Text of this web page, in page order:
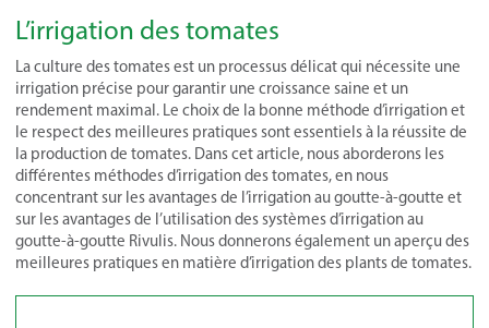
L’irrigation des tomates
La culture des tomates est un processus délicat qui nécessite une
irrigation précise pour garantir une croissance saine et un
rendement maximal. Le choix de la bonne méthode d’irrigation et
le respect des meilleures pratiques sont essentiels à la réussite de
la production de tomates. Dans cet article, nous aborderons les
différentes méthodes d’irrigation des tomates, en nous
concentrant sur les avantages de l’irrigation au goutte-à-goutte et
sur les avantages de l’utilisation des systèmes d’irrigation au
goutte-à-goutte Rivulis. Nous donnerons également un aperçu des
meilleures pratiques en matière d’irrigation des plants de tomates.